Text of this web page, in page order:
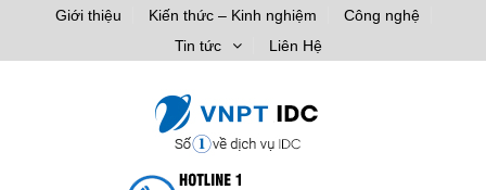
Giới thiệu Kiến thức – Kinh nghiệm
Công nghệ
Tin tức
Liên Hệ